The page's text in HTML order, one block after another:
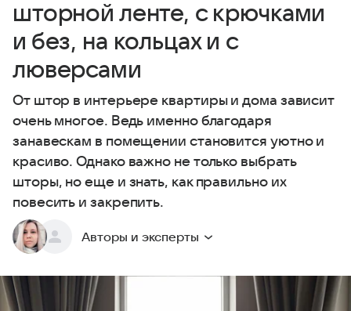
шторной ленте, с крючками
и без, на кольцах и с
люверсами
От штор в интерьере квартиры и дома зависит
очень многое. Ведь именно благодаря
занавескам в помещении становится уютно и
красиво. Однако важно не только выбрать
шторы, но еще и знать, как правильно их
повесить и закрепить.
Авторы и эксперты